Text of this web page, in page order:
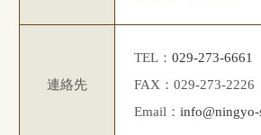
連絡先
TEL： 029-273-6661
FAX：029-273-2226
Email： info@ningyo-